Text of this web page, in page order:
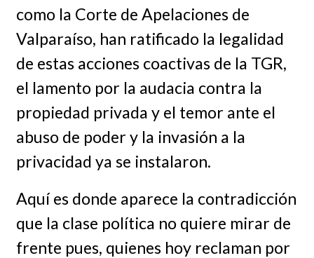
como la Corte de Apelaciones de
Valparaíso, han ratificado la legalidad
de estas acciones coactivas de la TGR,
el lamento por la audacia contra la
propiedad privada y el temor ante el
abuso de poder y la invasión a la
privacidad ya se instalaron.
Aquí es donde aparece la contradicción
que la clase política no quiere mirar de
frente pues, quienes hoy reclaman por